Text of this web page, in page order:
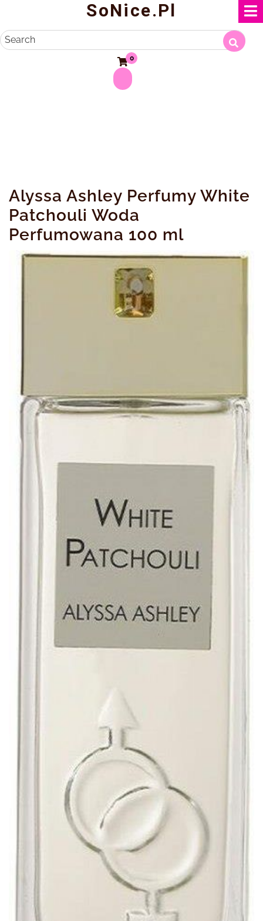
content
SoNice.pl
Search
0
Alyssa Ashley Perfumy White
Patchouli Woda
Perfumowana 100 ml